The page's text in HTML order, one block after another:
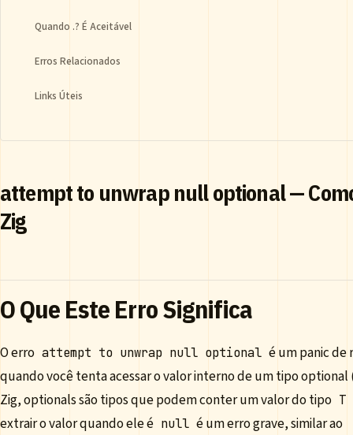
Quando .? É Aceitável
Erros Relacionados
Links Úteis
attempt to unwrap null optional —
Zig
O Que Este Erro Significa
O erro attempt to unwrap null optional é um panic
quando você tenta acessar o valor interno de um tipo optional
Zig, optionals são tipos que podem conter um valor do tipo T
extrair o valor quando ele é null é um erro grave, similar ao